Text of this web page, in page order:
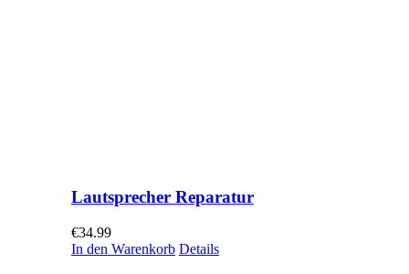
Lautsprecher Reparatur
€34.99
In den Warenkorb Details